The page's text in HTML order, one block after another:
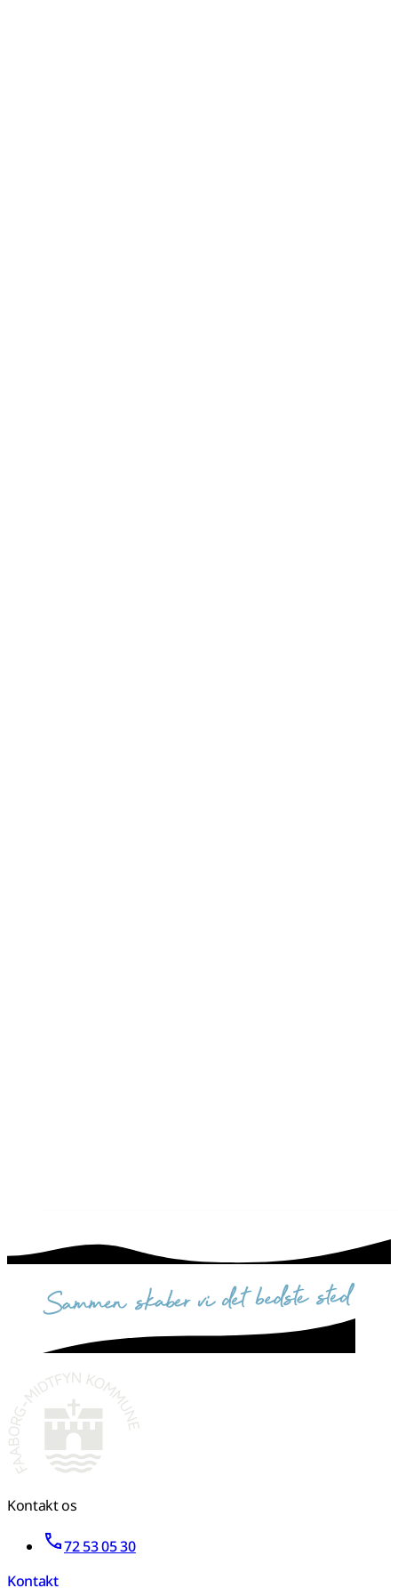
sammen skaber vi det bedste sted
Kontakt os
72 53 05 30
Kontakt